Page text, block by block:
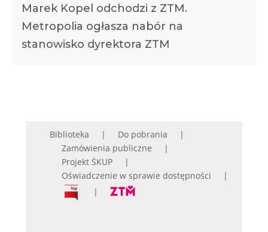
Marek Kopel odchodzi z ZTM.
Metropolia ogłasza nabór na
stanowisko dyrektora ZTM
Biblioteka
Do pobrania
Zamówienia publiczne
Projekt ŚKUP
Oświadczenie w sprawie dostępności